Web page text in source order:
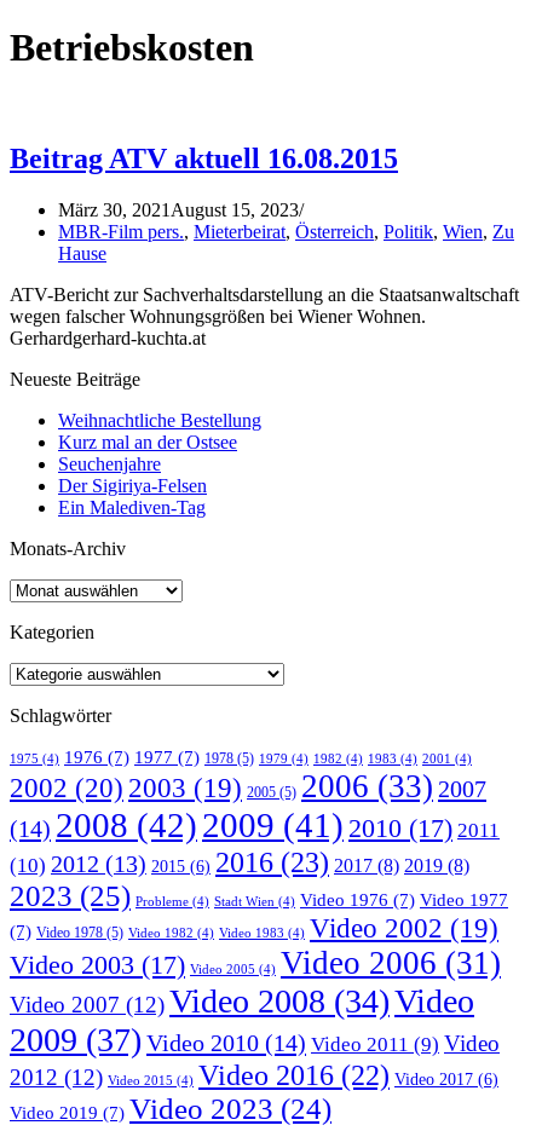
Betriebskosten
Beitrag ATV aktuell 16.08.2015
März 30, 2021 August 15, 2023
MBR-Film pers., Mieterbeirat, Österreich, Politik, Wien, Zu
Hause
ATV-Bericht zur Sachverhaltsdarstellung an die Staatsanwaltschaft
wegen falscher Wohnungsgrößen bei Wiener Wohnen.
Gerhardgerhard-kuchta.at
Neueste Beiträge
Weihnachtliche Bestellung
Kurz mal an der Ostsee
Seuchenjahre
Der Sigiriya-Felsen
Ein Malediven-Tag
Monats-Archiv
Kategorien
Schlagwörter
1975 (4) 1976 (7) 1977 (7) 1978 (5) 1979 (4) 1982 (4) 1983 (4) 2001 (4)
2002 (20) 2003 (19) 2005 (5) 2006 (33) 2007
(14) 2008 (42)2009 (41) 2010 (17) 2011
(10) 2012 (13) 2015 (6) 2016 (23) 2017 (8) 2019 (8)
2023 (25) Probleme (4) Stadt Wien (4) Video 1976 (7) Video 1977
(7) Video 1978 (5) Video 1982 (4) Video 1983 (4) Video 2002 (19)
Video 2003 (17) Video 2005 (4) Video 2006 (31)
Video 2007 (12)Video 2008 (34)Video
2009 (37) Video 2010 (14) Video 2011 (9) Video
2012 (12) Video 2015 (4) Video 2016 (22) Video 2017 (6)
Video 2019 (7) Video 2023 (24)